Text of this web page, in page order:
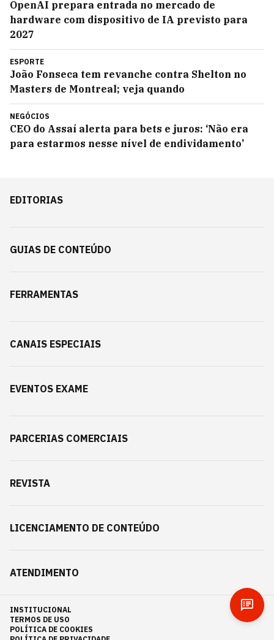
OpenAI prepara entrada no mercado de
hardware com dispositivo de IA previsto para
2027
ESPORTE
João Fonseca tem revanche contra Shelton no
Masters de Montreal; veja quando
NEGÓCIOS
CEO do Assaí alerta para bets e juros: ‘Não era
para estarmos nesse nível de endividamento’
EDITORIAS
GUIAS DE CONTEÚDO
FERRAMENTAS
CANAIS ESPECIAIS
EVENTOS EXAME
PARCERIAS COMERCIAIS
REVISTA
LICENCIAMENTO DE CONTEÚDO
ATENDIMENTO
INSTITUCIONAL
TERMOS DE USO
POLÍTICA DE COOKIES